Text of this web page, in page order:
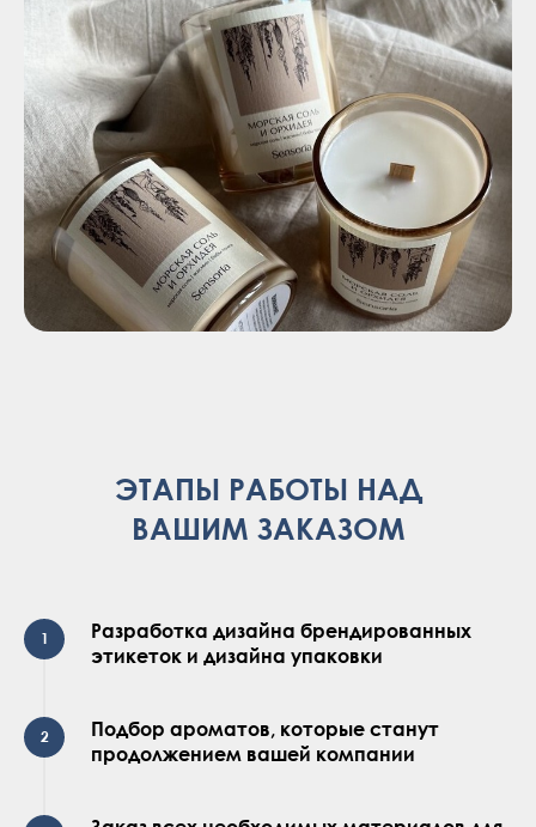
ЭТАПЫ РАБОТЫ НАД
ВАШИМ ЗАКАЗОМ
Разработка дизайна брендированных
этикеток и дизайна упаковки
Подбор ароматов, которые станут
продолжением вашей компании